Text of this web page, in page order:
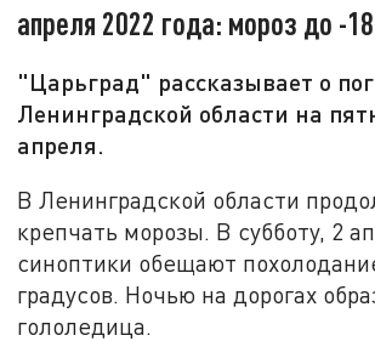
апреля 2022 года: мороз до -
"Царьград" рассказывает о
Ленинградской области на
апреля.
В Ленинградской области
крепчать морозы. В субботу, 2
синоптики обещают
градусов. Ночью на дорогах
гололедица.